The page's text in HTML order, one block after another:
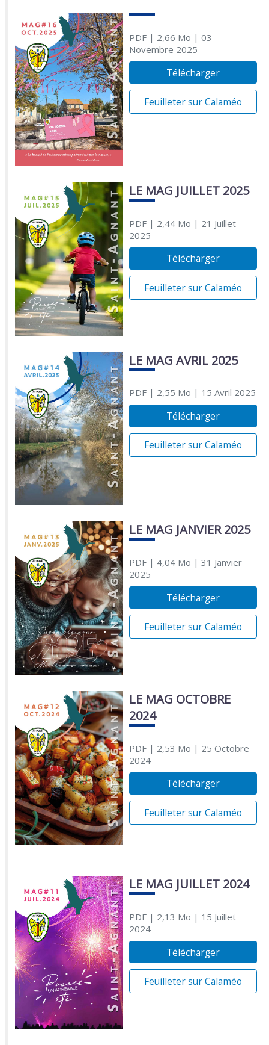
PDF| 2,66 Mo | 03
Novembre 2025
Télécharger
Feuilleter sur Calaméo
LE MAG JUILLET 2025
PDF| 2,44 Mo | 21 Juillet
2025
Télécharger
Feuilleter sur Calaméo
LE MAG AVRIL 2025
PDF| 2,55 Mo | 15 Avril 2025
Télécharger
Feuilleter sur Calaméo
LE MAG JANVIER 2025
PDF| 4,04 Mo | 31 Janvier
2025
Télécharger
Feuilleter sur Calaméo
LE MAG OCTOBRE
2024
PDF| 2,53 Mo | 25 Octobre
2024
Télécharger
Feuilleter sur Calaméo
LE MAG JUILLET 2024
PDF| 2,13 Mo | 15 Juillet
2024
Télécharger
Feuilleter sur Calaméo